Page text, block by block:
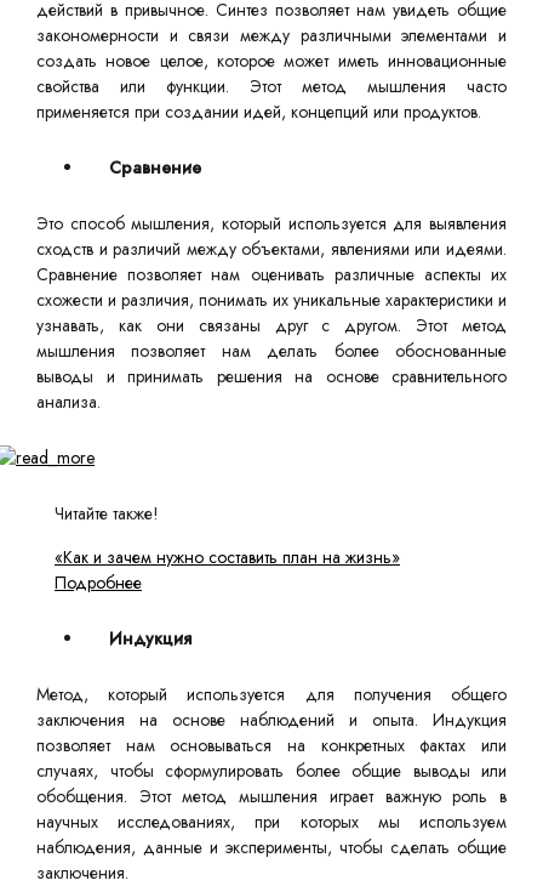
действий в привычное. Синтез позволяет нам увидеть общие
закономерности и связи между различными элементами и
создать новое целое, которое может иметь инновационные
свойства или функции. Этот метод мышления часто
применяется при создании идей, концепций или продуктов.
Сравнение
Это способ мышления, который используется для выявления
сходств и различий между объектами, явлениями или идеями.
Сравнение позволяет нам оценивать различные аспекты их
схожести и различия, понимать их уникальные характеристики и
узнавать, как они связаны друг с другом. Этот метод
мышления позволяет нам делать более обоснованные
выводы и принимать решения на основе сравнительного
анализа.
Читайте также!
«Как и зачем нужно составить план на жизнь»
Подробнее
Индукция
Метод, который используется для получения общего
заключения на основе наблюдений и опыта. Индукция
позволяет нам основываться на конкретных фактах или
случаях, чтобы сформулировать более общие выводы или
обобщения. Этот метод мышления играет важную роль в
научных исследованиях, при которых мы используем
наблюдения, данные и эксперименты, чтобы сделать общие
заключения.